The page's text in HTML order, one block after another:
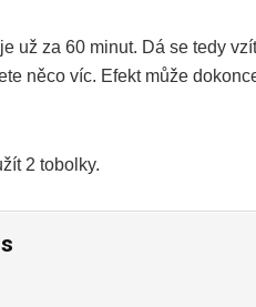
už za 60 minut. Dá se tedy
něco víc. Efekt může
2 tobolky.